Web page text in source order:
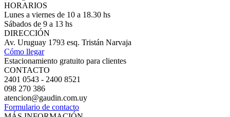
HORARIOS
Lunes a viernes de 10 a 18.30 hs
Sábados de 9 a 13 hs
DIRECCIÓN
Av. Uruguay 1793 esq. Tristán Narvaja
Cómo llegar
Estacionamiento gratuito para clientes
CONTACTO
2401 0543 - 2400 8521
098 270 386
atencion@gaudin.com.uy
Formulario de contacto